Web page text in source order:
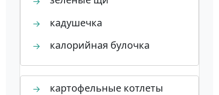
→ кадушечка
→ калорийная булочка
→ картофельные котлеты